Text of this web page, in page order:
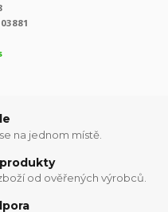
na jednom místě.
od ověřených výrobců.